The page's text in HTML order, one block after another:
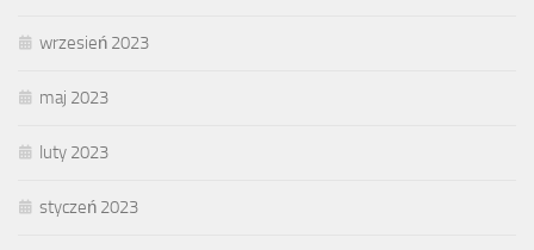
wrzesień 2023
maj 2023
luty 2023
styczeń 2023